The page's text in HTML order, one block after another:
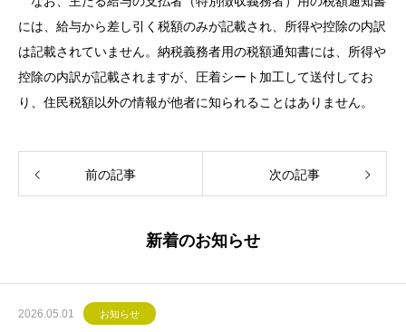
には、給与から差し引く税額のみが記載され、所得や控除の内訳
は記載されていません。納税義務者用の税額通知書には、所得や
控除の内訳が記載されますが、圧着シート加工して送付してお
り、住民税額以外の情報が他者に知られることはありません。
前の記事 次の記事
新着のお知らせ
2026.05.01 お知らせ